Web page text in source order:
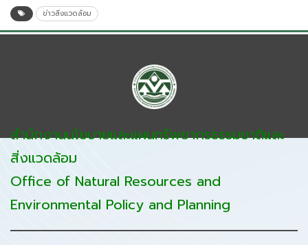
ข่าวสิ่งแวดล้อม
สำนักงานนโยบายและแผนทรัพยากรธรรมชาติและ
สิ่งแวดล้อม
Office of Natural Resources and
Environmental Policy and Planning